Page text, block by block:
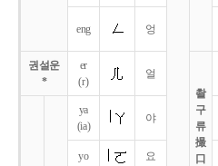
eng 엉
권설운
*
er
(r)
얼
촬
구
류
撮
口
ya
(ia)
야
yo 요